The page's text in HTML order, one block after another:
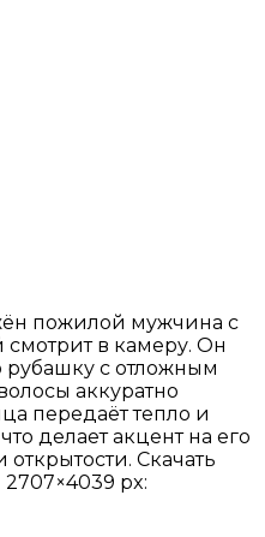
пожилой мужчина с
в камеру. Он
с отложным
аккуратно
передаёт тепло и
делает акцент на его
Скачать
px: